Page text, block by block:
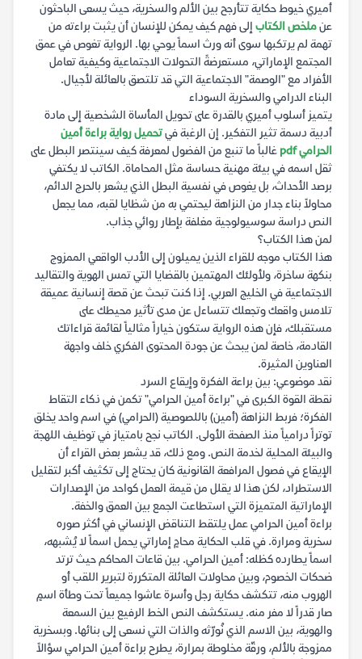
أميري خيوط حكاية تتأرجح بين الألم والسخرية، حيث يسعى الباحثون
عنملخص الكتاب إلى فهم كيف يمكن للإنسان أن يثبت براءته من
تهمة لم يرتكبها سوى أنه ورث اسماً يوحي بها. الرواية تغوص في عمق
المجتمع الإماراتي، مستعرضةً التحولات الاجتماعية وكيفية تعامل
الأفراد مع "الوصمة" الاجتماعية التي قد تلتصق بالعائلة لأجيال.
البناء الدرامي والسخرية السوداء
يتميز أسلوب أميري بالقدرة على تحويل المأساة الشخصية إلى مادة
أدبية دسمة تثير التفكير. إن الرغبة فيتحميل رواية براءة أمين
الحرامي pdf
غالباً ما تنبع من الفضول لمعرفة كيف سينتصر البطل على
ثقل اسمه في بيئة مهنية حساسة مثل المحاماة. الكاتب لا يكتفي
برصد الأحداث، بل يغوص في نفسية البطل الذي يشعر بالحرج الدائم،
محاولاً بناء جدار من النزاهة ليحتمي به من شظايا لقبه، مما يجعل
النص دراسة سوسيولوجية مغلفة بإطار روائي جذاب.
لمن هذا الكتاب؟
هذا الكتاب موجه للقراء الذين يميلون إلى الأدب الواقعي الممزوج
بنكهة ساخرة، ولأولئك المهتمين بالقضايا التي تمس الهوية والتقاليد
الاجتماعية في الخليج العربي. إذا كنت تبحث عن قصة إنسانية عميقة
تلامس واقعك وتجعلك تتساءل عن مدى تأثير محيطك على
مستقبلك، فإن هذه الرواية ستكون خياراً مثالياً لقائمة قراءاتك
القادمة، خاصة لمن يبحث عن جودة المحتوى الفكري خلف واجهة
العناوين المثيرة.
نقد موضوعي: بين براعة الفكرة وإيقاع السرد
نقطة القوة الكبرى في "براءة أمين الحرامي" تكمن في ذكاء التقاط
الفكرة؛ فربط النزاهة (أمين) باللصوصية (الحرامي) في اسم واحد يخلق
توتراً درامياً منذ الصفحة الأولى. الكاتب نجح بامتياز في توظيف اللهجة
والبيئة المحلية لخدمة النص. ومع ذلك، قد يشعر بعض القراء أن
الإيقاع في فصول المرافعة القانونية كان يحتاج إلى تكثيف أكبر لتقليل
الاستطراد، لكن هذا لا يقلل من قيمة العمل كواحد من الإصدارات
الإماراتية المتميزة التي استطاعت الجمع بين العمق والخفة.
براءة أمين الحرامي عمل يلتقط التناقض الإنساني في أكثر صوره
سخرية ومرارة. في قلب الحكاية محامٍ إماراتي يحمل اسماً لا يُشبهه،
اسماً يطارده كظله: أمين الحرامي. بين قاعات المحاكم حيث ترتد
ضحكات الخصوم، وبين محاولات العائلة المتكررة لتبرير اللقب أو
الهروب منه، تتكشف حكاية رجل وأسرة عاشوا جميعاً تحت وطأة اسمٍ
صار قدراً لا مفر منه. يستكشف النص الخط الرفيع بين السمعة
والهوية، بين الاسم الذي نُورّثه والذات التي نسعى إلى بنائها. وبسخرية
ممزوجة بالألم، ورقّة مخلوطة بمرارة، يطرح براءة أمين الحرامي سؤالاً